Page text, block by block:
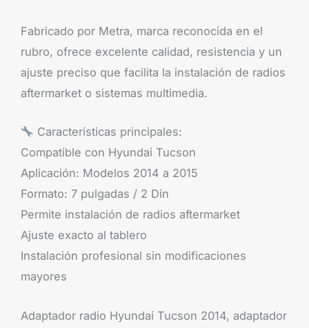
Fabricado por Metra, marca reconocida en el
rubro, ofrece excelente calidad, resistencia y un
ajuste preciso que facilita la instalación de radios
aftermarket o sistemas multimedia.
Características principales:
Compatible con Hyundai Tucson
Aplicación: Modelos 2014 a 2015
Formato: 7 pulgadas / 2 Din
Permite instalación de radios aftermarket
Ajuste exacto al tablero
Instalación profesional sin modificaciones
mayores
Adaptador radio Hyundai Tucson 2014, adaptador